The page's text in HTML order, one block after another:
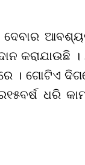
କରାଯାଉଛି
। ଗୋଟିଏ
୧୫ବର୍ଷ ଧରି